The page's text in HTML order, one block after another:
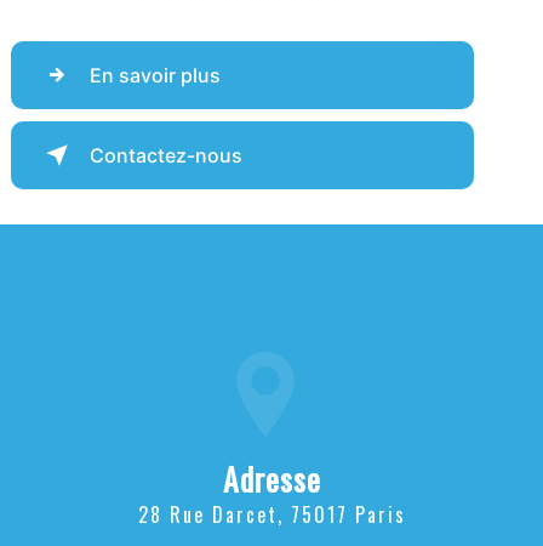
En savoir plus
Contactez-nous
Adresse
28 Rue Darcet, 75017 Paris